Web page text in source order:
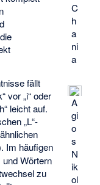
C
h
a
ni
a
A
gi
o
s
N
ik
ol
fällt
vor „i“ oder
leicht auf.
„L“-
Im häufigen
und Wörtern
zu